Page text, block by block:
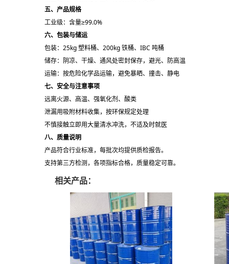
五、产品规格
工业级：含量≥99.0%
六、包装与储运
包装：25kg 塑料桶、200kg 铁桶、IBC 吨桶
储存：阴凉、干燥、通风处密封保存，避光、防高温
运输：按危险化学品运输，避免暴晒、撞击、静电
七、安全与注意事项
远离火源、高温、强氧化剂、酸类
泄漏用吸附材料收集，按环保规定处理
不慎接触立即用大量清水冲洗，不适及时就医
八、质量说明
产品符合行业标准，每批次均提供质检报告。
支持第三方检测，各项指标合格，质量稳定可靠。
相关产品：